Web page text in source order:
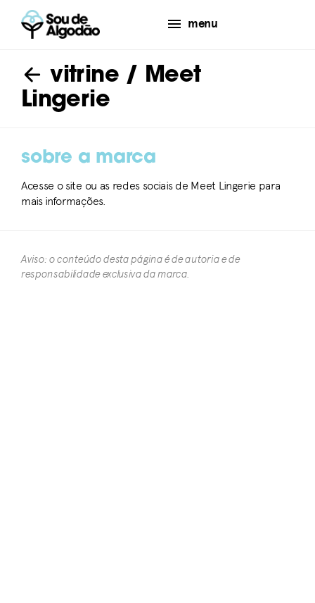
menu
vitrine/ Meet
Lingerie
sobre a marca
Acesse o site ou as redes sociais de Meet Lingerie para
mais informações.
Aviso: o conteúdo desta página é de autoria e de
responsabilidade exclusiva da marca.​